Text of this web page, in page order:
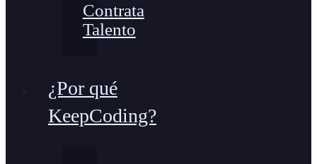
Contrata
Talento
¿Por qué
KeepCoding?